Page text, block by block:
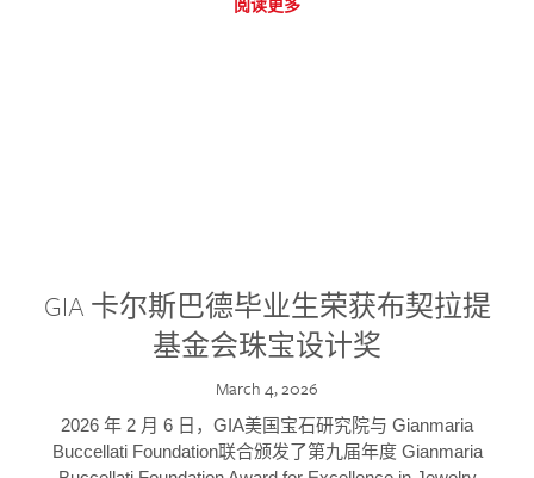
GIA 卡尔斯巴德毕业生荣获布契拉提
基金会珠宝设计奖
March 4, 2026
2026 年 2 月 6 日，GIA美国宝石研究院与 Gianmaria
Buccellati Foundation联合颁发了第九届年度 Gianmaria